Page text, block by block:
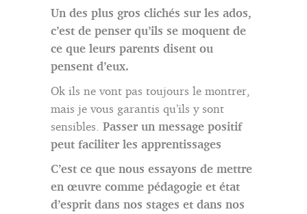
Un des plus gros clichés sur les ados,
c’est de penser qu’ils se moquent de
ce que leurs parents disent ou
pensent d’eux.
Ok ils ne vont pas toujours le montrer,
mais je vous garantis qu’ils y sont
sensibles. Passer un message positif
peut faciliter les apprentissages
C’est ce que nous essayons de mettre
en œuvre comme pédagogie et état
d’esprit dans nos stages et dans nos